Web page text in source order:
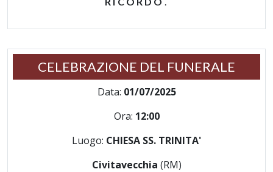
CELEBRAZIONE DEL FUNERALE
Data: 01/07/2025
Ora: 12:00
Luogo: CHIESA SS. TRINITA'
Civitavecchia (RM)